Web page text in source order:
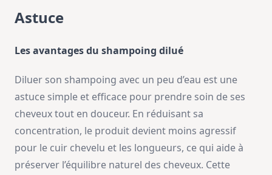
Astuce
Les avantages du shampoing dilué
Diluer son shampoing avec un peu d’eau est une
astuce simple et efficace pour prendre soin de ses
cheveux tout en douceur. En réduisant sa
concentration, le produit devient moins agressif
pour le cuir chevelu et les longueurs, ce qui aide à
préserver l’équilibre naturel des cheveux. Cette